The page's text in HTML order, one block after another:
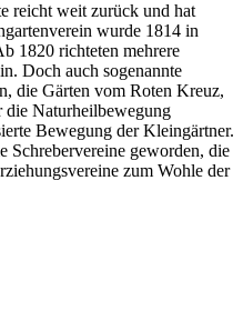
reicht weit zurück und hat
wurde 1814 in
1820 richteten mehrere
Doch auch sogenannte
die Gärten vom Roten Kreuz,
die Naturheilbewegung
Bewegung der Kleingärtner.
Schrebervereine geworden, die
zum Wohle der